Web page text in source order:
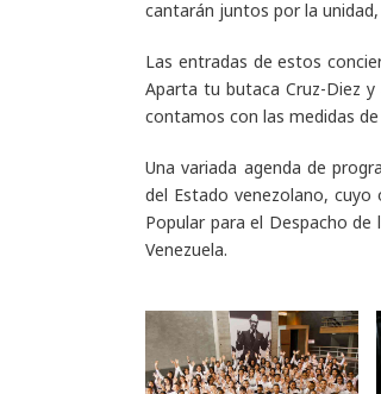
cantarán juntos por la
Las entradas de estos
Aparta tu butaca Cruz-Diez
contamos con las medidas
Una variada agenda de
del Estado venezolano,
Popular para el Despacho de
Venezuela.